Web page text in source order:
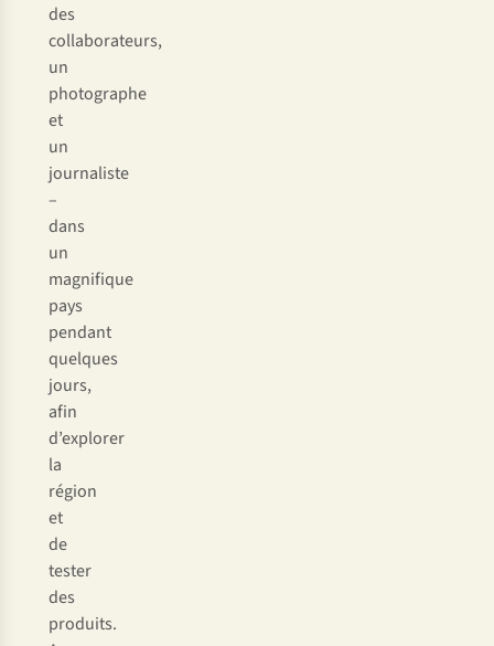
des
collaborateurs,
un
photographe
et
un
journaliste
–
dans
un
magnifique
pays
pendant
quelques
jours,
afin
d’explorer
la
région
et
de
tester
des
produits.